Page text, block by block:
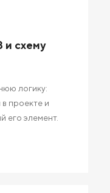
и схему
логику:
в проекте и
его элемент.